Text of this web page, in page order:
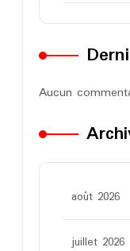
Aucun
août 2026
juillet 2026